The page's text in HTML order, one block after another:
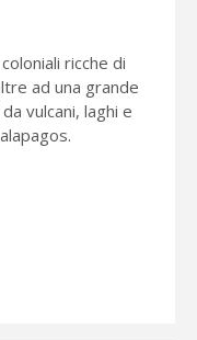
ricche di
ad una grande
vulcani, laghi e